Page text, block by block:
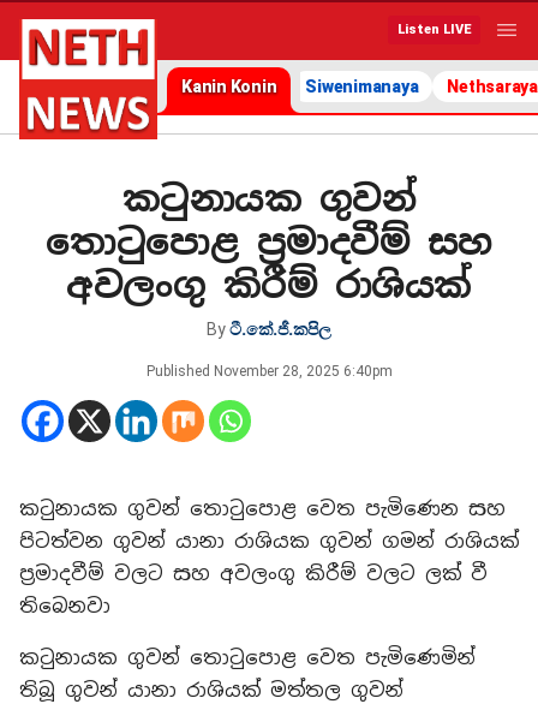
Listen LIVE
Kanin Konin Siwenimanaya Nethsaraya
කටුනායක ගුවන්
තොටුපොළ ප්‍රමාදවීම් සහ
අවලංගු කිරීම් රාශියක්
Byටී.කේ.ජී.කපිල
Published November 28, 2025 6:40pm
කටුනායක ගුවන් තොටුපොළ වෙත පැමිණෙන සහ
පිටත්වන ගුවන් යානා රාශියක ගුවන් ගමන් රාශියක්
ප්‍රමාදවීම් වලට සහ අවලංගු කිරීම් වලට ලක් වී
තිබෙනවා
කටුනායක ගුවන් තොටුපොළ වෙත පැමිණෙමින්
තිබූ ගුවන් යානා රාශියක් මත්තල ගුවන්